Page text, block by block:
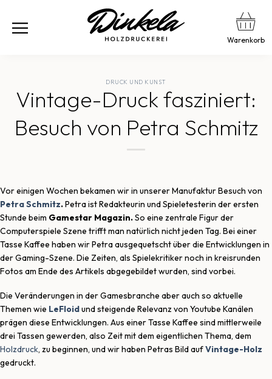
Warenkorb
DRUCK UND KUNST
Vintage-Druck fasziniert:
Besuch von Petra Schmitz
Vor einigen Wochen bekamen wir in unserer Manufaktur Besuch von
Petra Schmitz.Petra ist Redakteurin und Spieletesterin der ersten
Stunde beim Gamestar Magazin.So eine zentrale Figur der
Computerspiele Szene trifft man natürlich nicht jeden Tag. Bei einer
Tasse Kaffee haben wir Petra ausgequetscht über die Entwicklungen in
der Gaming-Szene. Die Zeiten, als Spielekritiker noch in kreisrunden
Fotos am Ende des Artikels abgegebildet wurden, sind vorbei.
Die Veränderungen in der Gamesbranche aber auch so aktuelle
Themen wie LeFloidund steigende Relevanz von Youtube Kanälen
prägen diese Entwicklungen. Aus einer Tasse Kaffee sind mittlerweile
drei Tassen gewerden, also Zeit mit dem eigentlichen Thema, dem
Holzdruck, zu beginnen, und wir haben Petras Bild aufVintage-Holz
gedruckt.